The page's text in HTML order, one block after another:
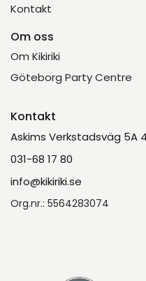
Kontakt
Om oss
Om Kikiriki
Göteborg Party Centre
Kontakt
Askims Verkstadsväg 5A
031-68 17 80
info@kikiriki.se
Org.nr.: 5564283074